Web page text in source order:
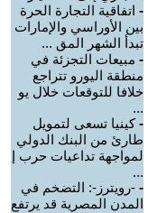
- اتفاقية التجارة الحرة
بين الأوراسي والإمارات
تبدأ الشهر المق ...
- مبيعات التجزئة في
منطقة اليورو تتراجع
خلافا للتوقعات خلال يو
...
-كينيا تسعى لتمويل
طارئ من البنك الدولي
لمواجهة تداعيات حرب إ
...
- -رويترز-: التضخم في
المدن المصرية قد يرتفع